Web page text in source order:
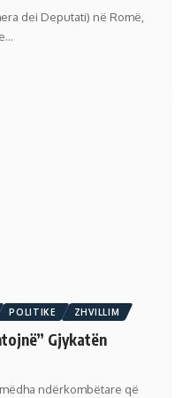
dei Deputati) në Romë,
POLITIKE ZHVILLIM
Gjykatën
ndërkombëtare që